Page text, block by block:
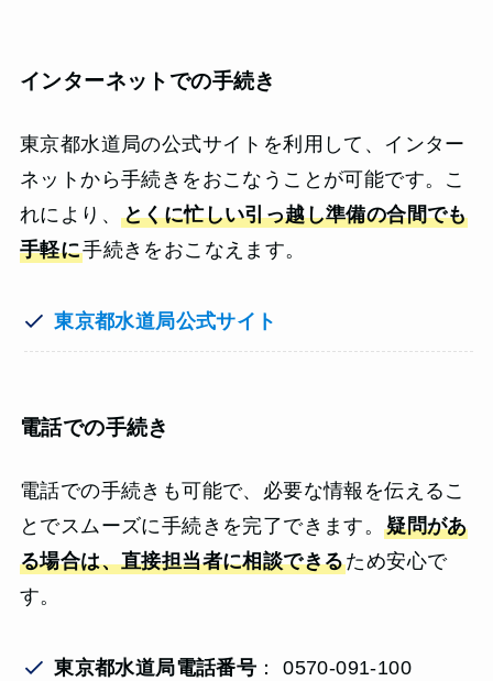
インターネットでの手続き
東京都水道局の公式サイトを利用して、インター
ネットから手続きをおこなうことが可能です。こ
れにより、 とくに忙しい引っ越し準備の合間でも
手軽に手続きをおこなえます。
東京都水道局公式サイト
電話での手続き
電話での手続きも可能で、必要な情報を伝えるこ
とでスムーズに手続きを完了できます。疑問があ
る場合は、直接担当者に相談できるため安心で
す。
東京都水道局電話番号 ： 0570-091-100